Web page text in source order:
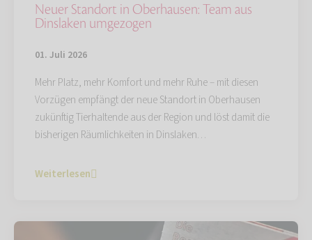
Neuer Standort in Oberhausen: Team aus
Dinslaken umgezogen
01. Juli 2026
Mehr Platz, mehr Komfort und mehr Ruhe – mit diesen
Vorzügen empfängt der neue Standort in Oberhausen
zukünftig Tierhaltende aus der Region und löst damit die
bisherigen Räumlichkeiten in Dinslaken…
Weiterlesen